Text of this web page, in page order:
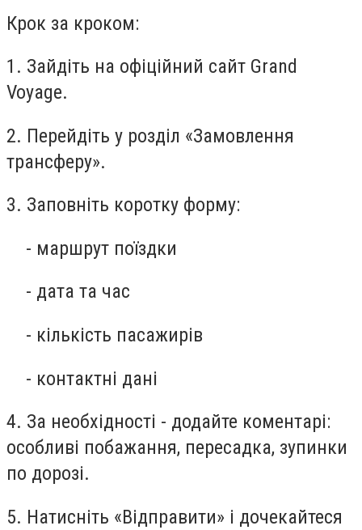
Крок за кроком:
1. Зайдіть на офіційний сайт Grand
Voyage.
2. Перейдіть у розділ «Замовлення
трансферу».
3. Заповніть коротку форму:
- маршрут поїздки
- дата та час
- кількість пасажирів
- контактні дані
4. За необхідності - додайте коментарі:
особливі побажання, пересадка, зупинки
по дорозі.
5. Натисніть «Відправити» і дочекайтеся